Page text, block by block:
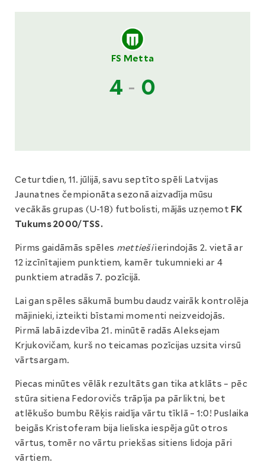
FS Metta
4 - 0
Ceturtdien, 11. jūlijā, savu septīto spēli Latvijas
Jaunatnes čempionāta sezonā aizvadīja mūsu
vecākās grupas (U-18) futbolisti, mājās uzņemot FK
Tukums 2000/TSS.
Pirms gaidāmās spēles mettiešiierindojās 2. vietā ar
12 izcīnītajiem punktiem, kamēr tukumnieki ar 4
punktiem atradās 7. pozīcijā.
Lai gan spēles sākumā bumbu daudz vairāk kontrolēja
mājinieki, izteikti bīstami momenti neizveidojās.
Pirmā labā izdevība 21. minūtē radās Aleksejam
Krjukovičam, kurš no teicamas pozīcijas uzsita virsū
vārtsargam.
Piecas minūtes vēlāk rezultāts gan tika atklāts – pēc
stūra sitiena Fedorovičs trāpīja pa pārliktni, bet
atlēkušo bumbu Rēķis raidīja vārtu tīklā – 1:0! Puslaika
beigās Kristoferam bija lieliska iespēja gūt otros
vārtus, tomēr no vārtu priekšas sitiens lidoja pāri
vārtiem.